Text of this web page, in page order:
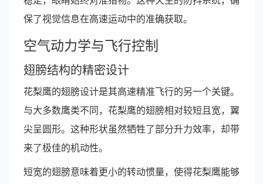
保了视觉信息在高速运动中的准确获取。
空气动力学与飞行控制
翅膀结构的精密设计
花梨鹰的翅膀设计是其高速精准飞行的另一个关键。
与大多数鹰类不同，花梨鹰的翅膀相对较短且宽，翼
尖呈圆形。这种形状虽然牺牲了部分升力效率，却带
来了极佳的机动性。
短宽的翅膀意味着更小的转动惯量，使得花梨鹰能够